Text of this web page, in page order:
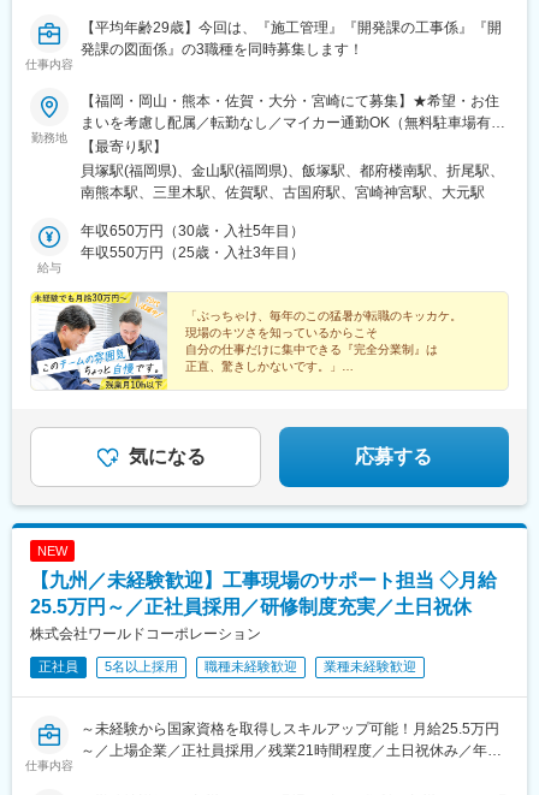
・資格取得して有名大手ゼネコンで活躍！20代で数億単位の仕事
を動かすプロになれる(派遣先の企業様からお声がけいただくこと
・施工管理→社内公募で人事・営業・事務に！施工管理の経験を
活かしてCAD オペにキャリアチェンジのママさんも活躍中！(産
休育休復帰率80％)
■研修制度：
座学より早く現場に出てもらう方針に変えており、派遣先の企業
様も一緒にメンバーを育てていく環境が整っています。その代わ
施工管理の方やママさん社員で構成されており、社内でメンバー
の問い合わせ対応をしております。
■当社の魅力：
【◇設立16年で社員数2700名、売上160億円の急成長企業◇】
受け入れ先のミスマッチが起きないように人財を配置しているた
め、信頼性をご評価いただいております。
仕事内容
【平均年齢29歳】今回は、『施工管理』『開発課の工事係』『開
発課の図面係』の3職種を同時募集します！
勤務地
【福岡・岡山・熊本・佐賀・大分・宮崎にて募集】★希望・お住
まいを考慮し配属／転勤なし／マイカー通勤OK（無料駐車場有）
◎現場は遠くても、事務所から50分程の距離です！◎勤務中は社
用車を支給！（ガソリン代会社負担）＜福岡県＞■本社：福岡県福
岡市東区松島6丁目6-33■福岡西営業所：福岡県福岡市早良区飯倉
所：福岡県筑紫野市杉塚2丁目12番5号■福岡北営業所：福岡県北
九州市八幡西区則松5丁目9番11号＜熊本県＞■熊本センター：熊
菊陽町大字津久礼2268-171＜佐賀県＞■佐賀営業所：佐賀県佐賀
市神園2丁目8-3＜大分県＞■大分営業所：大分県大分市花園2丁目
10-26-103＜宮崎県＞■宮崎営業所：宮崎県宮崎市下北方町常盤元
1003番地2 102号室＜岡山県＞■岡山営業所：岡山県岡山市北区新
屋敷町3丁目2番3 新屋敷町岡部ビル受動喫煙対策：屋内全面禁
【最寄り駅】
貝塚駅(福岡県)、金山駅(福岡県)、飯塚駅、都府楼南駅、折尾駅、
南熊本駅、三里木駅、佐賀駅、古国府駅、宮崎神宮駅、大元駅
給与
年収650万円（30歳・入社5年目）
年収550万円（25歳・入社3年目）
「ぶっちゃけ、毎年のこの猛暑が転職のキッカケ。
現場のキツさを知っているからこそ
自分の仕事だけに集中できる『完全分業制』は
正直、驚きしかないです。」
★完全分業制で残業月10h以下
気になる 応募する
NEW
【九州／未経験歓迎】工事現場のサポート担当 ◇月給
25.5万円～／正社員採用／研修制度充実／土日祝休
株式会社ワールドコーポレーション
正社員 5名以上採用 職種未経験歓迎 業種未経験歓迎
仕事内容
～未経験から国家資格を取得しスキルアップ可能！月給25.5万円
～／上場企業／正社員採用／残業21時間程度／土日祝休み／年休